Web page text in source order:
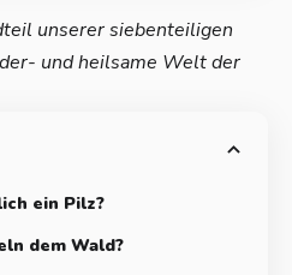
unserer siebenteiligen
und heilsame Welt der
ein Pilz?
dem Wald?